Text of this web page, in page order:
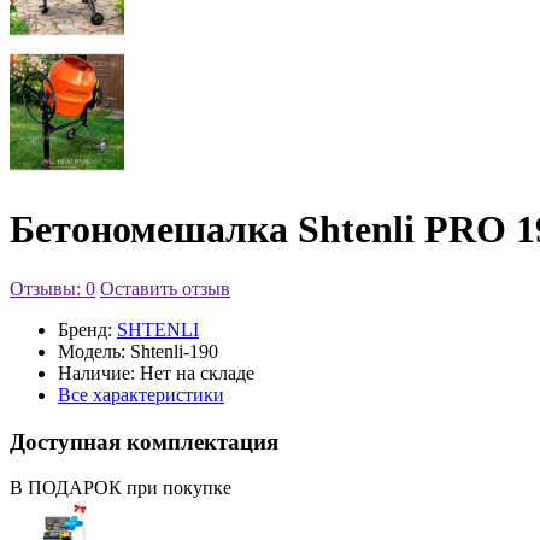
Бетономешалка Shtenli PRO
Отзывы: 0 Оставить отзыв
Бренд: SHTENLI
Модель: Shtenli-190
Наличие: Нет на складе
Все характеристики
Доступная комплектация
В ПОДАРОК при покупке